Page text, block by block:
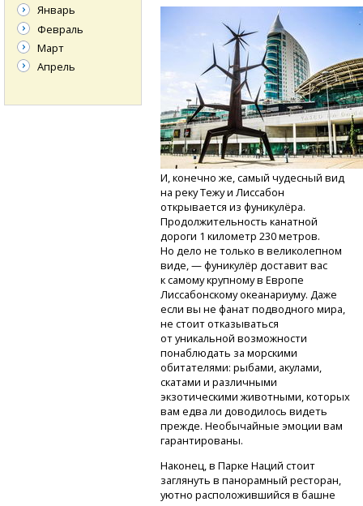
И, конечно же, самый чудесный вид
на реку Тежу и Лиссабон
открывается из фуникулёра.
Продолжительность канатной
дороги 1 километр 230 метров.
Но дело не только в великолепном
виде, — фуникулёр доставит вас
к самому крупному в Европе
Лиссабонскому океанариуму. Даже
если вы не фанат подводного мира,
не стоит отказываться
от уникальной возможности
понаблюдать за морскими
обитателями: рыбами, акулами,
скатами и различными
экзотическими животными, которых
вам едва ли доводилось видеть
прежде. Необычайные эмоции вам
гарантированы.
Наконец, в Парке Наций стоит
заглянуть в панорамный ресторан,
уютно расположившийся в башне
Январь
Февраль
Март
Апрель